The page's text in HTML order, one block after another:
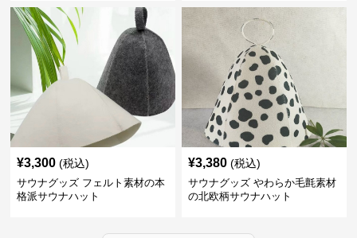
¥3,300 (税込)
サウナグッズ フェルト素材の本
格派サウナハット
¥3,380 (税込)
サウナグッズ やわらか毛氈素材
の北欧柄サウナハット